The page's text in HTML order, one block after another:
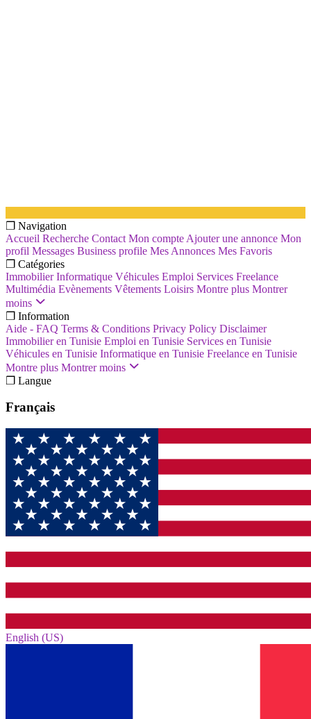
❐ Navigation
Accueil Recherche Contact Mon compte Ajouter une annonce Mon
profil Messages Business profile Mes Annonces Mes Favoris
❐ Catégories
Immobilier Informatique Véhicules Emploi Services Freelance
Multimédia Evènements Vêtements Loisirs Montre plus Montrer
moins
❐ Information
Aide - FAQ Terms & Conditions Privacy Policy Disclaimer
Immobilier en Tunisie Emploi en Tunisie Services en Tunisie
Véhicules en Tunisie Informatique en Tunisie Freelance en Tunisie
Montre plus Montrer moins
❐ Langue
Français
English (US)‎